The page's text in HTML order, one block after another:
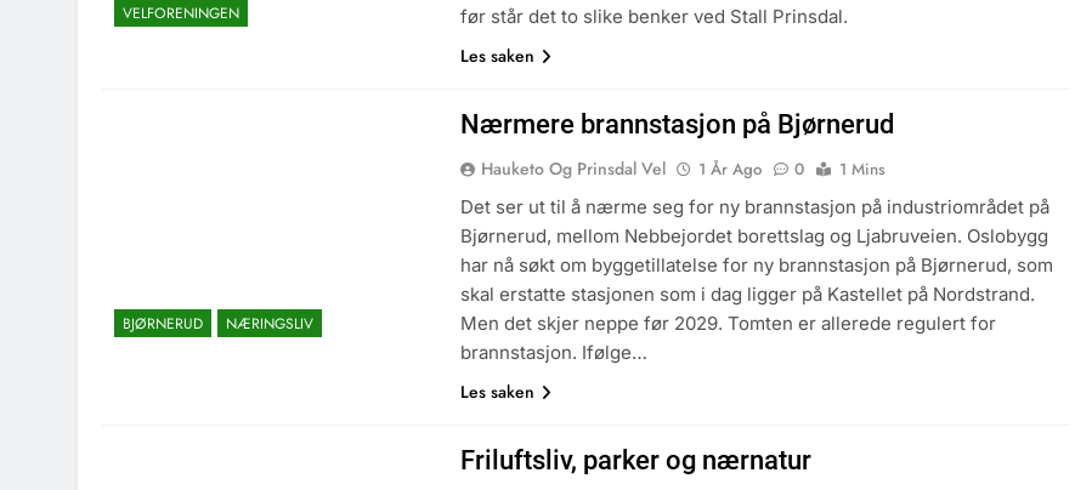
VELFORENINGEN
før står det to slike benker ved Stall Prinsdal.
Les saken
BJØRNERUD NÆRINGSLIV
Nærmere brannstasjon på Bjørnerud
Hauketo Og Prinsdal Vel 1 År Ago 0
1 Mins
Det ser ut til å nærme seg for ny brannstasjon på industriområdet på
Bjørnerud, mellom Nebbejordet borettslag og Ljabruveien. Oslobygg
har nå søkt om byggetillatelse for ny brannstasjon på Bjørnerud, som
skal erstatte stasjonen som i dag ligger på Kastellet på Nordstrand.
Men det skjer neppe før 2029. Tomten er allerede regulert for
brannstasjon. Ifølge…
Les saken
Friluftsliv, parker og nærnatur